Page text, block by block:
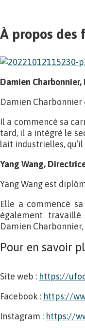
À propos des
Damien Charbonnier,
Damien Charbonnier
Il a commencé sa
tard, il a intégré le
lait industrielles,
Yang Wang,
Yang Wang est
Elle a commencé
également
Damien
Pour en savoir
Site web : https://
Facebook : https://
Instagram : https://